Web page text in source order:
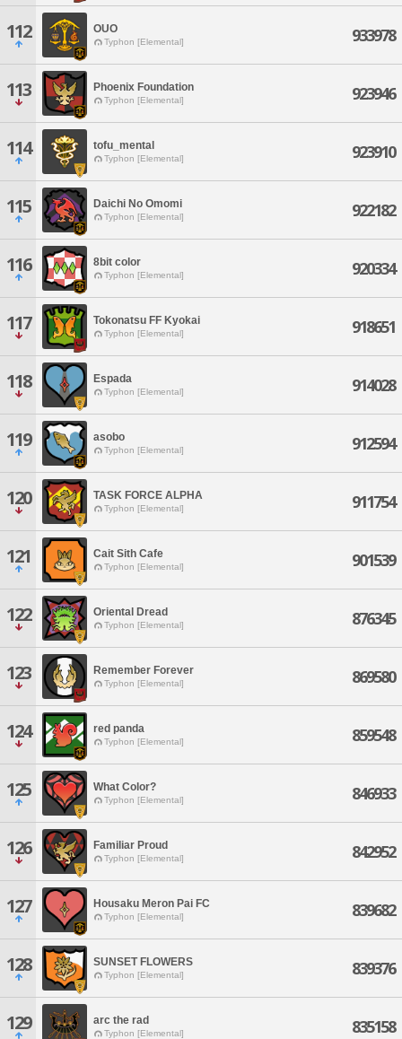
112 OUO
Typhon [Elemental] 933978
113 Phoenix Foundation
Typhon [Elemental] 923946
114 tofu_mental
Typhon [Elemental] 923910
115 Daichi No Omomi
Typhon [Elemental] 922182
116 8bit color
Typhon [Elemental] 920334
117 Tokonatsu FF Kyokai
Typhon [Elemental] 918651
118 Espada
Typhon [Elemental] 914028
119 asobo
Typhon [Elemental] 912594
120 TASK FORCE ALPHA
Typhon [Elemental] 911754
121 Cait Sith Cafe
Typhon [Elemental] 901539
122 Oriental Dread
Typhon [Elemental] 876345
123 Remember Forever
Typhon [Elemental] 869580
124 red panda
Typhon [Elemental] 859548
125 What Color?
Typhon [Elemental] 846933
126 Familiar Proud
Typhon [Elemental] 842952
127 Housaku Meron Pai FC
Typhon [Elemental] 839682
128 SUNSET FLOWERS
Typhon [Elemental] 839376
129 arc the rad
Typhon [Elemental] 835158